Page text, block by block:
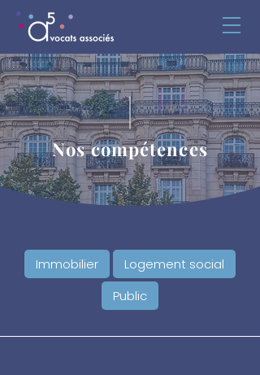
Nos compétences
Immobilier
Logement social
Public